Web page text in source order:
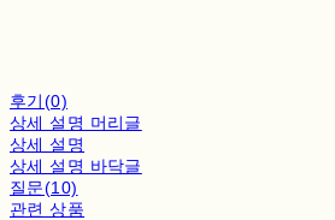
후기(0)
상세 설명 머리글
상세 설명
상세 설명 바닥글
질문(10)
관련 상품